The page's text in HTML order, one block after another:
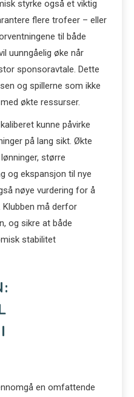
styrke også et viktig
flere trofeer – eller
til både
uunngåelig øke når
sponsoravtale. Dette
og spillerne som ikke
økte ressurser.
kunne påvirke
på lang sikt. Økte
større
og ekspansjon til nye
nøye vurdering for å
Klubben må derfor
og sikre at både
stabilitet
en omfattende